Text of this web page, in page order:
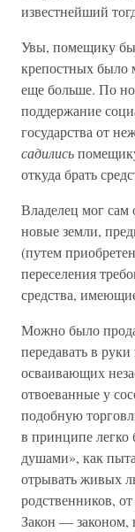
известнейший
Увы, помещику
крепостных было
еще больше. По
поддержание
государства от
садились
откуда брать
Владелец мог сам
новые земли,
(путем
переселения
средства,
Можно было
передавать в
осваивающих
отвоеванные у
подобную
в принципе
душами», как
отрывать живых
родственников,
Закон — законом,